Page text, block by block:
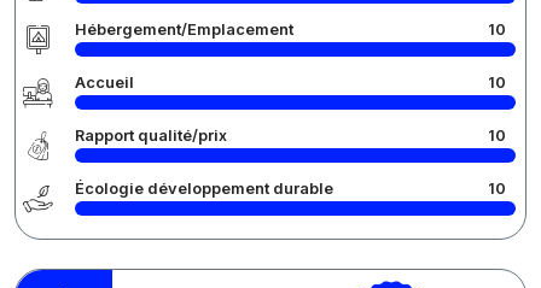
Hébergement/Emplacement 10
Accueil 10
Rapport qualité/prix 10
Écologie développement durable 10